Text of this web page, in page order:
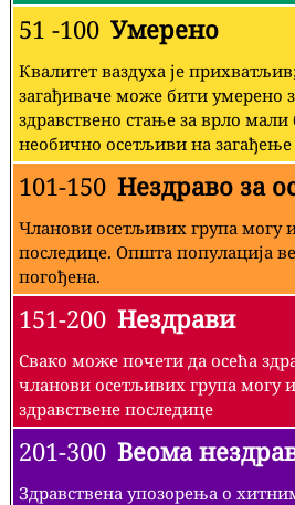
51 -100 Умерено
Квалитет ваздуха је
загађиваче може бити умерено
здравствено стање за врло мали
необично осетљиви на загађење
101-150 Нездраво за
Чланови осетљивих група могу
последице. Општа популација
погођена.
151-200 Нездрави
Свако може почети да осећа
чланови осетљивих група могу
здравствене последице
201-300 Веома
Здравствена упозорења о